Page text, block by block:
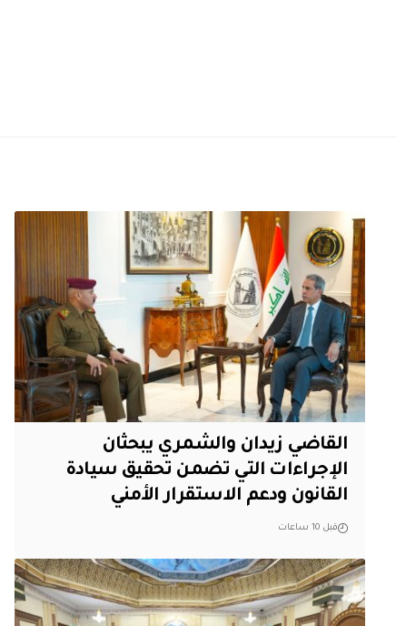
القاضي زيدان والشمري يبحثان
الإجراءات التي تضمن تحقيق سيادة
القانون ودعم الاستقرار الأمني
قبل 10 ساعات